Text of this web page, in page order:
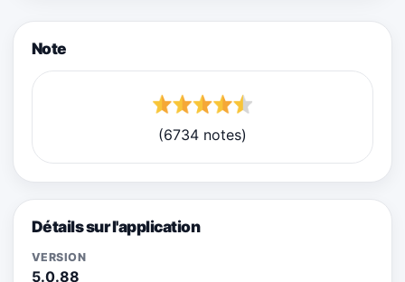
Note
(6734 notes)
Détails sur l'application
VERSION
5.0.88